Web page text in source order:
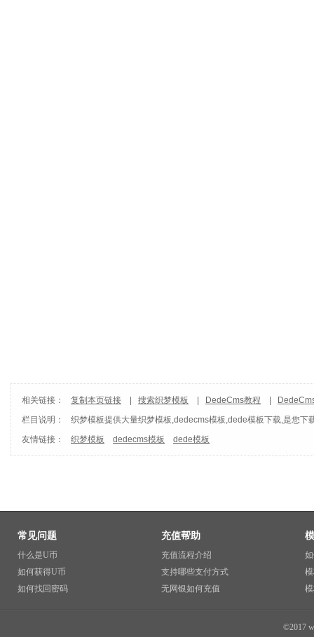
相关链接： 复制本页链接 搜索织梦模板 DedeCms教程
栏目说明：
织梦模板提供大量织梦模板,dedecms模板,dede模板下载,是您
友情链接：
织梦模板 dedecms模板 dede模板
常见问题
什么是U币
如何获得U币
如何找回密码
充值帮助
充值流程介绍
支持哪些支付方式
无网银如何充值
©2017